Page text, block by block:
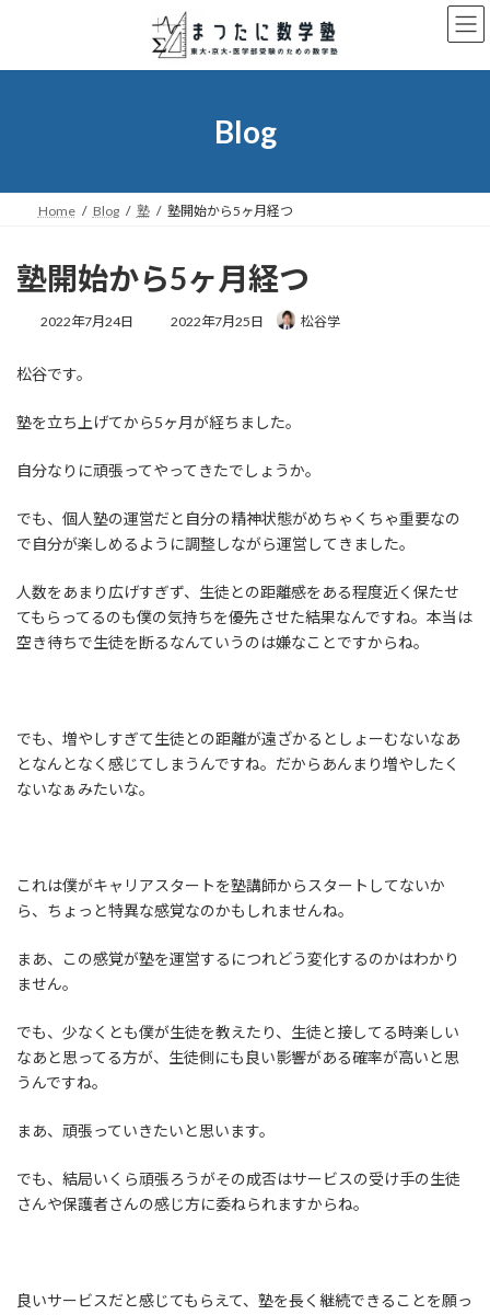
ン
ー
Blog
Home Blog 塾 塾開始から5ヶ月経つ
塾開始から5ヶ月経つ
2022年7月24日
最
時
:
2022年7月25日 松谷学
松谷です。
塾を立ち上げてから5ヶ月が経ちました。
自分なりに頑張ってやってきたでしょうか。
でも、個人塾の運営だと自分の精神状態がめちゃくちゃ重要なの
で自分が楽しめるように調整しながら運営してきました。
人数をあまり広げすぎず、生徒との距離感をある程度近く保たせ
てもらってるのも僕の気持ちを優先させた結果なんですね。本当は
空き待ちで生徒を断るなんていうのは嫌なことですからね。
でも、増やしすぎて生徒との距離が遠ざかるとしょーむないなあ
となんとなく感じてしまうんですね。だからあんまり増やしたく
ないなぁみたいな。
これは僕がキャリアスタートを塾講師からスタートしてないか
ら、ちょっと特異な感覚なのかもしれませんね。
まあ、この感覚が塾を運営するにつれどう変化するのかはわかり
ません。
でも、少なくとも僕が生徒を教えたり、生徒と接してる時楽しい
なあと思ってる方が、生徒側にも良い影響がある確率が高いと思
うんですね。
まあ、頑張っていきたいと思います。
でも、結局いくら頑張ろうがその成否はサービスの受け手の生徒
さんや保護者さんの感じ方に委ねられますからね。
良いサービスだと感じてもらえて、塾を長く継続できることを願っ